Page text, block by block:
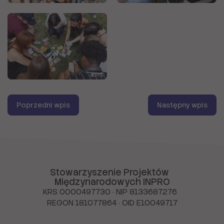
alternatywne
zostały
ograniczone
do
zdjęć
unikatowych
Poprzedni wpis Następny wpis
Stowarzyszenie Projektów
Międzynarodowych INPRO
KRS 0000497730 · NIP 8133687276
REGON 181077864 · OID E10049717